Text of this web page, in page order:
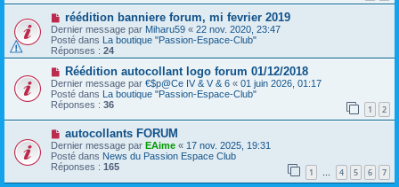
réédition banniere forum, mi fevrier 2019
Dernier message par Miharu59 « 22 nov. 2020, 23:47
Posté dans La boutique "Passion-Espace-Club"
Réponses : 24
Réédition autocollant logo forum 01/12/2018
Dernier message par €$p@Ce IV & V & 6 « 01 juin 2026, 01:17
Posté dans La boutique "Passion-Espace-Club"
Réponses : 36 1 2
autocollants FORUM
Dernier message par EAime « 17 nov. 2025, 19:31
Posté dans News du Passion Espace Club
Réponses : 165 1 … 4 5 6 7